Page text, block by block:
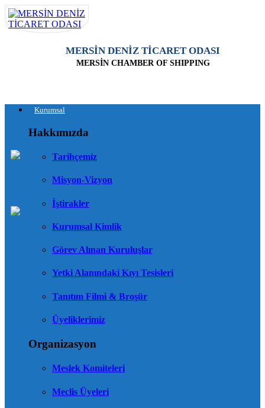
MERSİN DENİZ TİCARET ODASI
MERSİN CHAMBER OF SHIPPING
Kurumsal
Hakkımızda
Tarihçemiz
Misyon-Vizyon
İştirakler
Kurumsal Kimlik
Görev Alınan Kuruluşlar
Yetki Alanındaki Kıyı Tesisleri
Tanıtım Filmi & Broşür
Üyeliklerimiz
Organizasyon
Meslek Komiteleri
Meclis Üyeleri